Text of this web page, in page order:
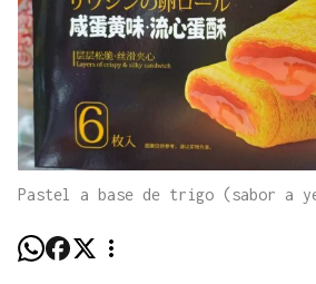
Pastel a base de trigo (sabor a